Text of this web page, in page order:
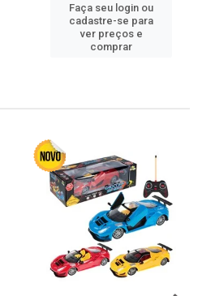
Faça seu login ou
cadastre-se para
ver preços e
comprar